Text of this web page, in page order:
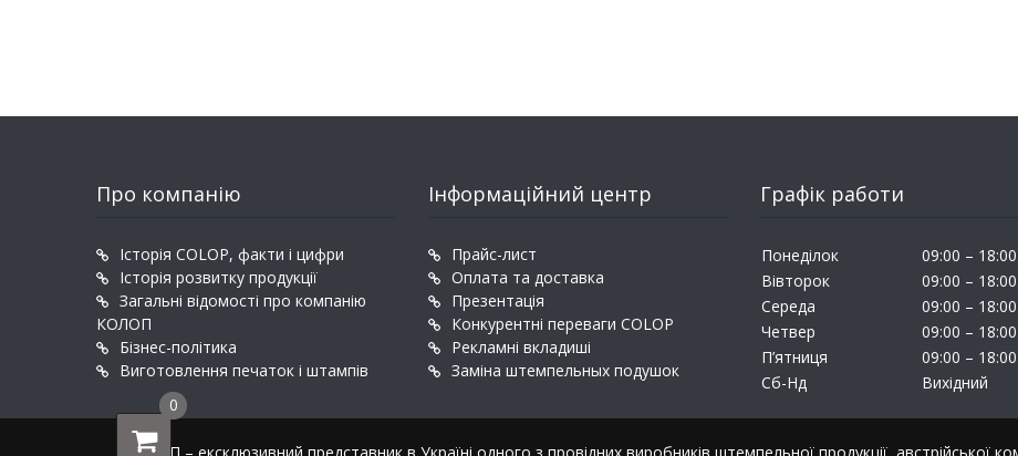
Про компанію
Історія COLOP, факти і цифри
Історія розвитку продукції
Загальні відомості про компанію
КОЛОП
Бізнес-політика
Виготовлення печаток і штампів
Інформаційний центр
Прайс-лист
Оплата та доставка
Презентація
Конкурентні переваги COLOP
Рекламні вкладиші
Заміна штемпельных подушок
Графік работи
Понеділок
09:00 – 18:00
Вівторок
09:00 – 18:00
Середа
09:00 – 18:00
Четвер
09:00 – 18:00
П’ятниця
09:00 – 18:00
Сб-Нд
Вихідний
0